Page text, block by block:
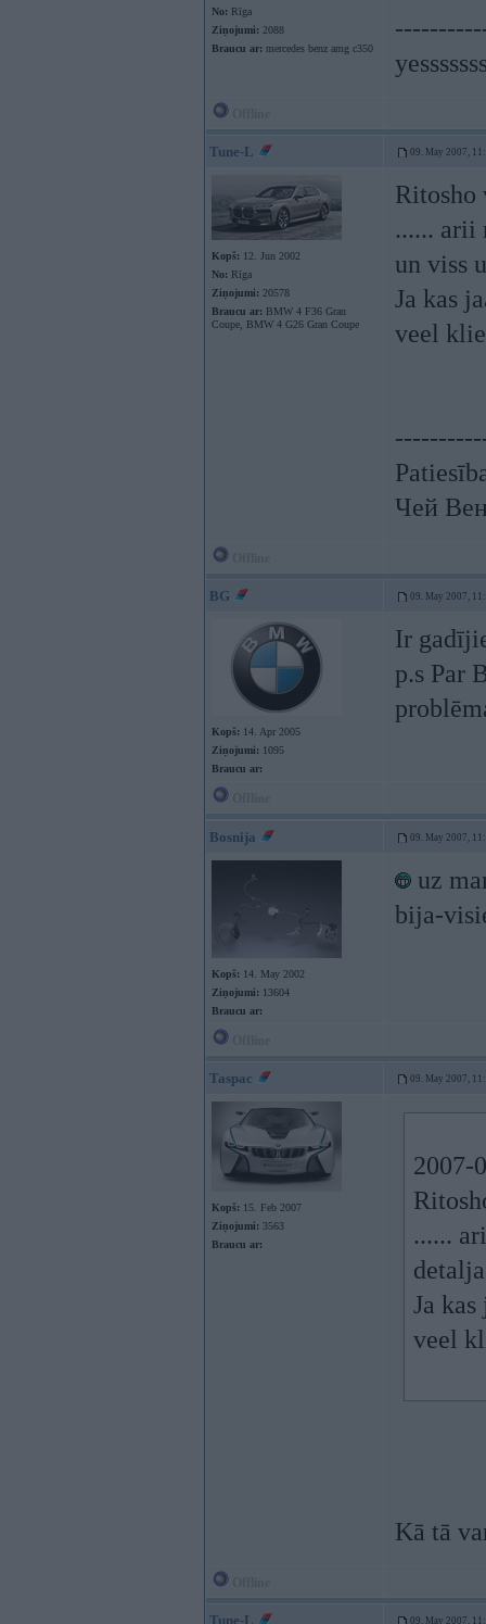
No: Rīga
Ziņojumi: 2088
Braucu ar: mercedes benz amg c350
Tune-L 09. May 2007,
Kopš: 12. Jun 2002
No: Rīga
Ziņojumi: 20578
Braucu ar: BMW 4 F36 Gran
Coupe, BMW 4 G26 Gran Coupe
Ritosho
...... arii
un viss
Ja kas
veel
Чей
BG 09. May 2007,
Kopš: 14. Apr 2005
Ziņojumi: 1095
Braucu ar:
Ir
p.s Par
Bosnija 09. May 2007,
Kopš: 14. May 2002
Ziņojumi: 13604
Braucu ar:
uz
bija-
Taspac 09. May 2007,
Kopš: 15. Feb 2007
Ziņojumi: 3563
Braucu ar:
2007-
......
Ja
veel
Kā tā
Tune-L 09. May 2007,